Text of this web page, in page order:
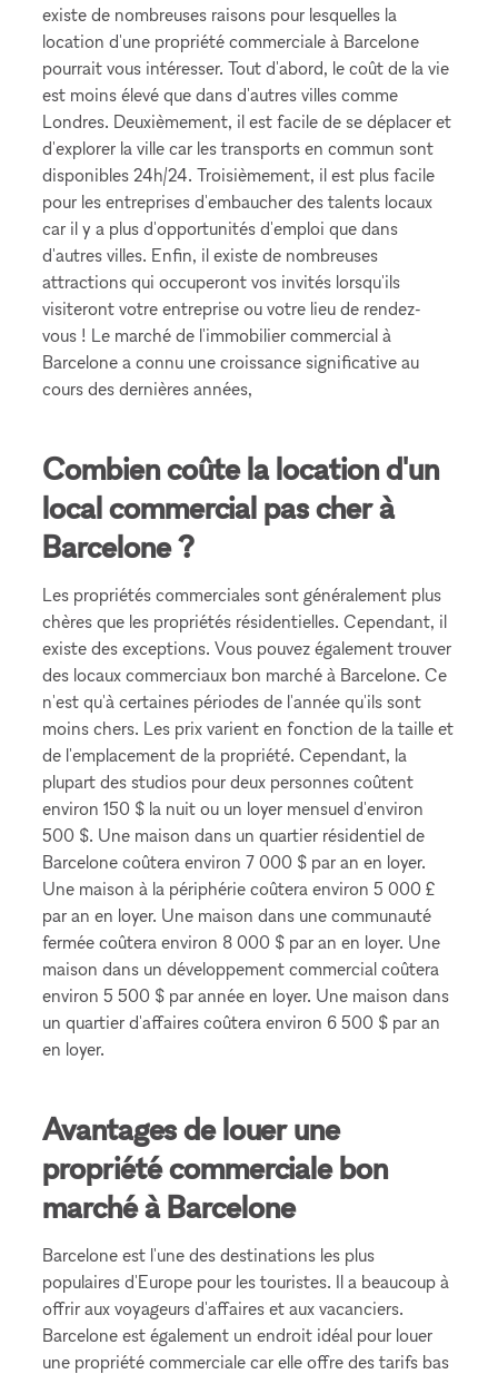
existe de nombreuses raisons pour lesquelles la
location d'une propriété commerciale à Barcelone
pourrait vous intéresser. Tout d'abord, le coût de la vie
est moins élevé que dans d'autres villes comme
Londres. Deuxièmement, il est facile de se déplacer et
d'explorer la ville car les transports en commun sont
disponibles 24h/24. Troisièmement, il est plus facile
pour les entreprises d'embaucher des talents locaux
car il y a plus d'opportunités d'emploi que dans
d'autres villes. Enfin, il existe de nombreuses
attractions qui occuperont vos invités lorsqu'ils
visiteront votre entreprise ou votre lieu de rendez-
vous ! Le marché de l'immobilier commercial à
Barcelone a connu une croissance significative au
cours des dernières années,
Combien coûte la location d'un
local commercial pas cher à
Barcelone ?
Les propriétés commerciales sont généralement plus
chères que les propriétés résidentielles. Cependant, il
existe des exceptions. Vous pouvez également trouver
des locaux commerciaux bon marché à Barcelone. Ce
n'est qu'à certaines périodes de l'année qu'ils sont
moins chers. Les prix varient en fonction de la taille et
de l'emplacement de la propriété. Cependant, la
plupart des studios pour deux personnes coûtent
environ 150 $ la nuit ou un loyer mensuel d'environ
500 $. Une maison dans un quartier résidentiel de
Barcelone coûtera environ 7 000 $ par an en loyer.
Une maison à la périphérie coûtera environ 5 000 £
par an en loyer. Une maison dans une communauté
fermée coûtera environ 8 000 $ par an en loyer. Une
maison dans un développement commercial coûtera
environ 5 500 $ par année en loyer. Une maison dans
un quartier d'affaires coûtera environ 6 500 $ par an
en loyer.
Avantages de louer une
propriété commerciale bon
marché à Barcelone
Barcelone est l'une des destinations les plus
populaires d'Europe pour les touristes. Il a beaucoup à
offrir aux voyageurs d'affaires et aux vacanciers.
Barcelone est également un endroit idéal pour louer
une propriété commerciale car elle offre des tarifs bas